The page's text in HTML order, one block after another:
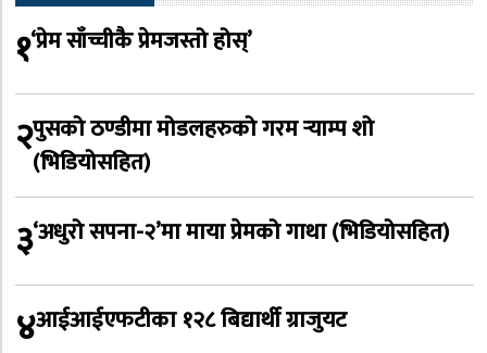
१‘प्रेम साँच्चीकै प्रेमजस्तो होस्’
२पुसको ठण्डीमा मोडलहरुको गरम र्‍याम्प शो
(भिडियोसहित)
३‘अधुरो सपना-२’मा माया प्रेमको गाथा (भिडियोसहित)
४आईआईएफटीका १२८ बिद्यार्थी ग्राजुयट